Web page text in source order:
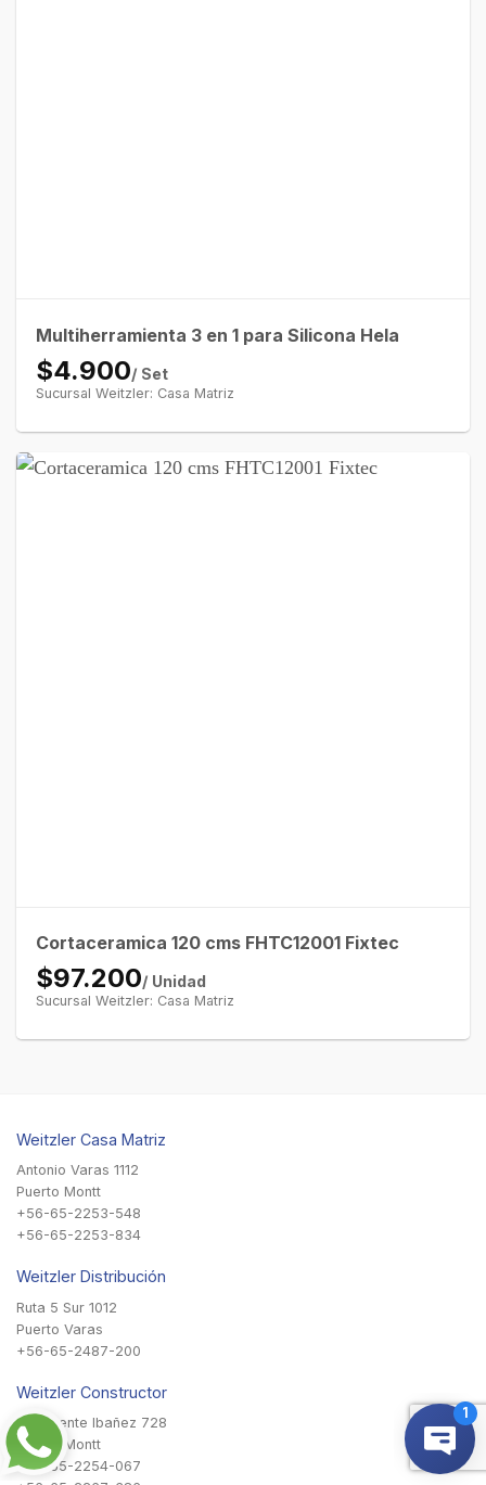
Multiherramienta 3 en 1 para Silicona Hela
$4.900/ Set
Sucursal Weitzler: Casa Matriz
Cortaceramica 120 cms FHTC12001 Fixtec
$97.200/ Unidad
Sucursal Weitzler: Casa Matriz
Weitzler Casa Matriz
Antonio Varas 1112
Puerto Montt
+56-65-2253-548
+56-65-2253-834
Weitzler Distribución
Ruta 5 Sur 1012
Puerto Varas
+56-65-2487-200
Weitzler Constructor
Presidente Ibañez 728
Puerto Montt
+56-65-2254-067